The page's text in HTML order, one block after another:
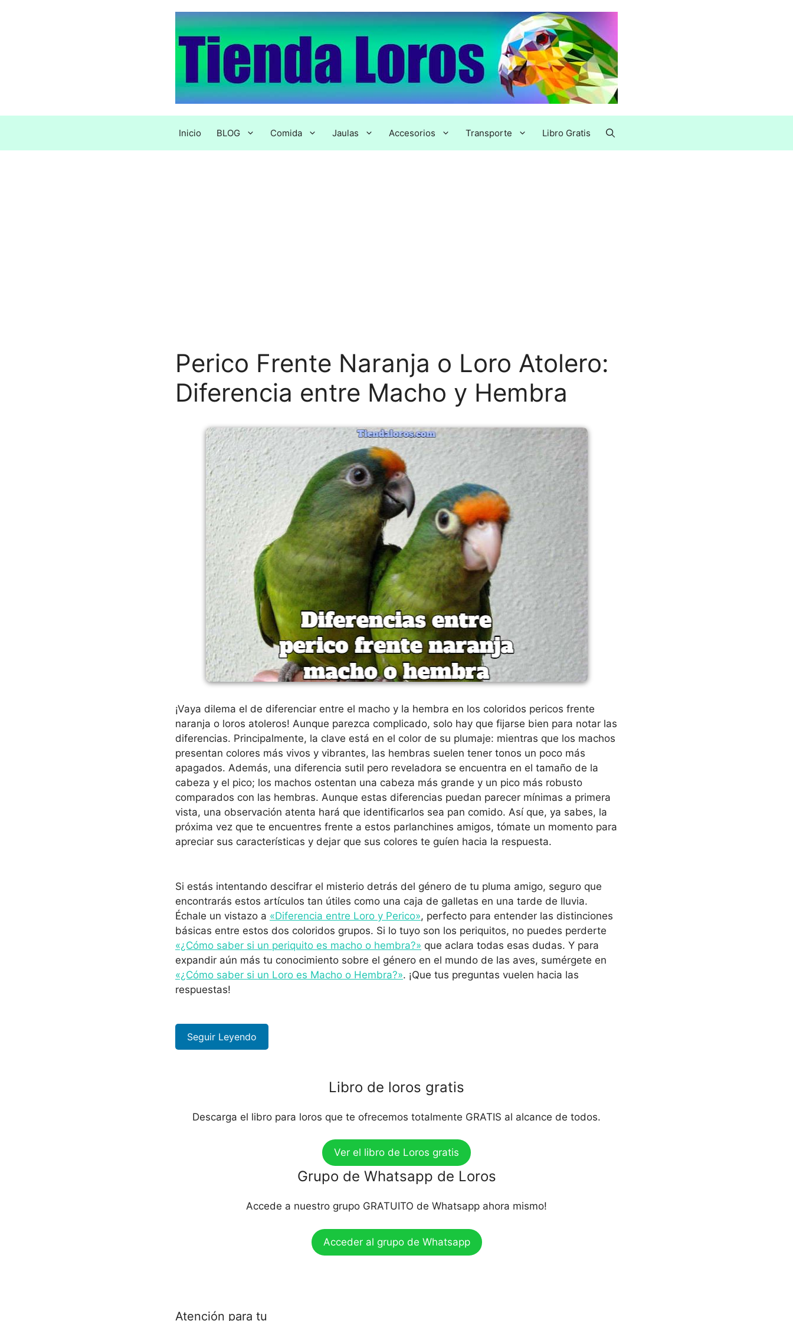
Inicio BLOG Comida Jaulas Accesorios Transporte Libro Gratis
Perico Frente Naranja o Loro Atolero:
Diferencia entre Macho y Hembra
¡Vaya dilema el de diferenciar entre el macho y la hembra en los coloridos pericos frente
naranja o loros atoleros! Aunque parezca complicado, solo hay que fijarse bien para notar las
diferencias. Principalmente, la clave está en el color de su plumaje: mientras que los machos
presentan colores más vivos y vibrantes, las hembras suelen tener tonos un poco más
apagados. Además, una diferencia sutil pero reveladora se encuentra en el tamaño de la
cabeza y el pico; los machos ostentan una cabeza más grande y un pico más robusto
comparados con las hembras. Aunque estas diferencias puedan parecer mínimas a primera
vista, una observación atenta hará que identificarlos sea pan comido. Así que, ya sabes, la
próxima vez que te encuentres frente a estos parlanchines amigos, tómate un momento para
apreciar sus características y dejar que sus colores te guíen hacia la respuesta.
Si estás intentando descifrar el misterio detrás del género de tu pluma amigo, seguro que
encontrarás estos artículos tan útiles como una caja de galletas en una tarde de lluvia.
Échale un vistazo a «Diferencia entre Loro y Perico», perfecto para entender las distinciones
básicas entre estos dos coloridos grupos. Si lo tuyo son los periquitos, no puedes perderte
«¿Cómo saber si un periquito es macho o hembra?» que aclara todas esas dudas. Y para
expandir aún más tu conocimiento sobre el género en el mundo de las aves, sumérgete en
«¿Cómo saber si un Loro es Macho o Hembra?». ¡Que tus preguntas vuelen hacia las
respuestas!
Seguir Leyendo
Libro de loros gratis
Descarga el libro para loros que te ofrecemos totalmente GRATIS al alcance de todos.
Ver el libro de Loros gratis
Grupo de Whatsapp de Loros
Accede a nuestro grupo GRATUITO de Whatsapp ahora mismo!
Acceder al grupo de Whatsapp
Atención para tu